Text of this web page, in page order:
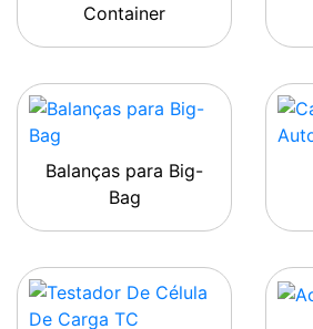
Container
Balanças para Big-
Bag